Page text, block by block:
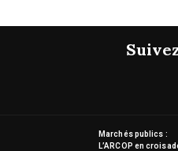
Marchés publics :
L’ARCOP en